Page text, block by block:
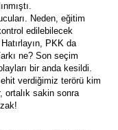
Neden, eğitim
edilebilecek
PKK da
ne? Son seçim
bir anda kesildi.
verdiğimiz terörü kim
ortalık sakin sonra